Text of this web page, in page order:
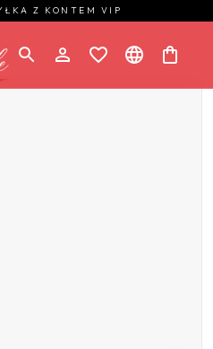
Z KONTEM VIP